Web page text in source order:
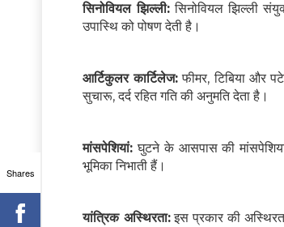
सिनोवियल झिल्ली:सिनोवियल झिल्ली
उपास्थि को पोषण देती है।
आर्टिकुलर कार्टिलेज: फीमर, टिबिया और
सुचारू, दर्द रहित गति की अनुमति देता है।
मांसपेशियां: घुटने के आसपास की
भूमिका निभाती हैं।
यांत्रिक अस्थिरता:इस प्रकार की
Shares